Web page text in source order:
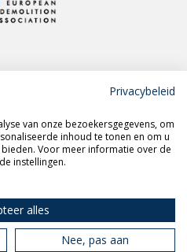
Privacybeleid
van onze bezoekersgegevens, om
inhoud te tonen en om u
Voor meer informatie over de
instellingen.
alles
Nee, pas aan